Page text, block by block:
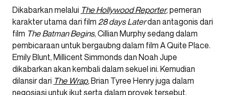
Dikabarkan melalui The Hollywood Reporter, pemeran
karakter utama dari film 28 days Laterdan antagonis dari
film The Batman Begins, Cillian Murphy sedang dalam
pembicaraan untuk bergaubng dalam film A Quite Place.
Emily Blunt, Millicent Simmonds dan Noah Jupe
dikabarkan akan kembali dalam sekuel ini. Kemudian
dilansir dari The Wrap,Brian Tyree Henry juga dalam
negosiasi untuk ikut serta dalam proyek tersebut.